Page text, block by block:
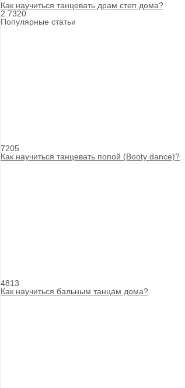
Как научиться танцевать драм степ дома?
2 7320
Популярные статьи
7205
Как научиться танцевать попой (Booty dance)?
4813
Как научиться бальным танцам дома?